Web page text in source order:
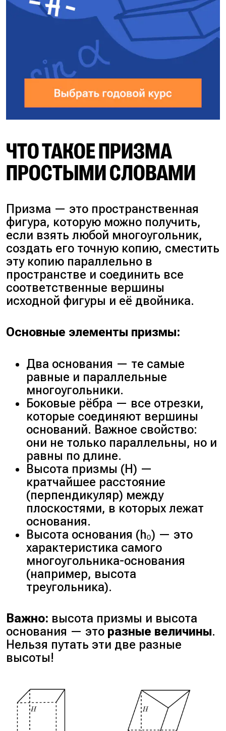
ЧТО ТАКОЕ ПРИЗМА
ПРОСТЫМИ СЛОВАМИ
Призма — это пространственная
фигура, которую можно получить,
если взять любой многоугольник,
создать его точную копию, сместить
эту копию параллельно в
пространстве и соединить все
соответственные вершины
исходной фигуры и её двойника.
Основные элементы призмы:
Два основания — те самые
равные и параллельные
многоугольники.
Боковые рёбра — все отрезки,
которые соединяют вершины
оснований. Важное свойство:
они не только параллельны, но и
равны по длине.
Высота призмы (H) —
кратчайшее расстояние
(перпендикуляр) между
плоскостями, в которых лежат
основания.
Высота основания (h₀) — это
характеристика самого
многоугольника-основания
(например, высота
треугольника).
Важно: высота призмы и высота
основания — это разные величины.
Нельзя путать эти две разные
высоты!